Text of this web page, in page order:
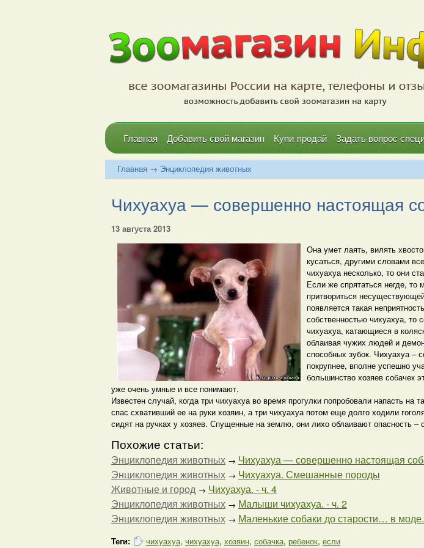
Главная Добавить свой магазин Купи-продай Задать вопрос
Главная → Энциклопедия животных
Чихуахуа — совершенно настоящая
13 августа 2013
Она умет лаять, вилять
кусаться, другими словами
чихуахуа несколько, то они
Если же спрятаться негде, то
притвориться
появляется такая
собственностью чихуахуа, то
чихуахуа, катающиеся в
облаивая чужих людей и
способных зубок. Чихуахуа –
покрупнее, вполне успешно
большинство хозяев собачек
уже очень умные и все понимают.
Известен случай, когда три чихуахуа во время прогулки попробовали напасть
спас схвативший ее на руки хозяин, а три чихуахуа потом еще долго ходили
сидят на ручках у хозяев. Спущенные на землю, они лихо облаивают опасность –
Похожие статьи:
Энциклопедия животных → Чихуахуа — совершенно настоящая
Энциклопедия животных → Чихуахуа. Смешанные породы
Животные и город → Чихуахуа. - ч. 4
Энциклопедия животных → Малыши чихуахуа. - ч. 2
Энциклопедия животных → Маленькие собаки до старости… в
Теги: чихуахуа, чихуахуа, хозяин, собачка, ребенок, если